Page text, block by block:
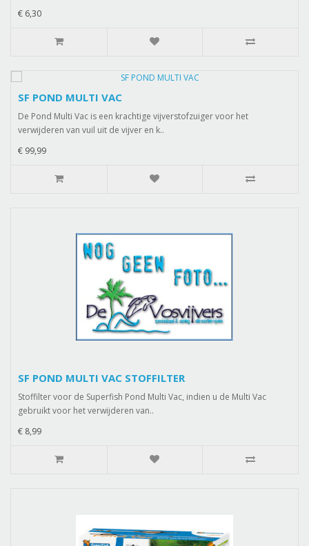
€ 6,30
SF POND MULTI VAC
De Pond Multi Vac is een krachtige vijverstofzuiger voor het
verwijderen van vuil uit de vijver en k..
€ 99,99
SF POND MULTI VAC STOFFILTER
Stoffilter voor de Superfish Pond Multi Vac, indien u de Multi Vac
gebruikt voor het verwijderen van..
€ 8,99